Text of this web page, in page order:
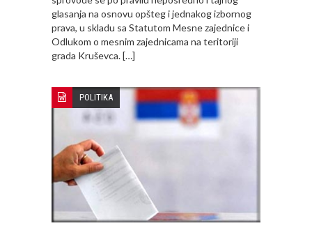
glasanja na osnovu opšteg i jednakog izbornog
prava, u skladu sa Statutom Mesne zajednice i
Odlukom o mesnim zajednicama na teritoriji
grada Kruševca. […]
POLITIKA